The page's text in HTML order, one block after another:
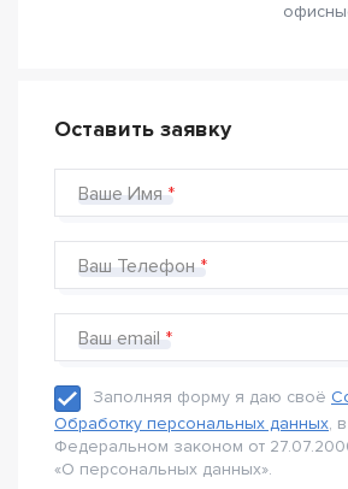
Оставить заявку
Ваше Имя
Ваш Телефон
Ваш email
Заполняя форму я даю своё
Обработку персональных данных,
Федеральном законом от
«О персональных данных».